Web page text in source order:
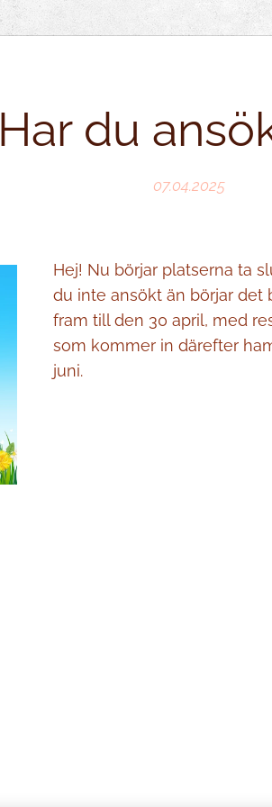
Har du
07.04.2025
Hej! Nu börjar platserna ta
du inte ansökt än börjar det
fram till den 30 april, med
som kommer in därefter
juni.